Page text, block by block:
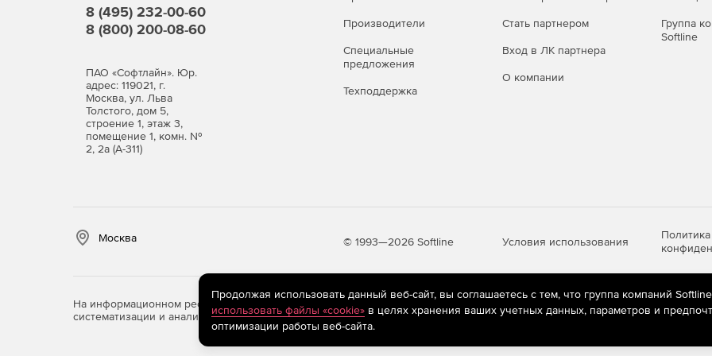
Обширные базы для детектирования шпионского, потенциально опасного и рекламного ПО,
хакерских утилит и программ-шуток.
Защита в режиме реального времени (файловый монитор
SpIDerGuard®)
Постоянный мониторинг здоровья компьютера – перехват «на лету» обращений к файлам на любых
носителях.
замаскированных объектов Dr.Web Shield™.
Чистая почта без вирусов (почтовый монитор SpIDer Mail®)
8 (495) 232-00-60
8 (800) 200-08-60
ПАО «Софтлайн». Юр.
адрес: 119021, г.
Москва, ул. Льва
Толстого, дом 5,
строение 1, этаж 3,
помещение 1, комн. №
2, 2а (А-311)
Производители
Специальные
предложения
Техподдержка
Стать партнером
Вход в ЛК партнера
О компании
Группа
Softline
Москва © 1993—2026 Softline Условия использования
Политика
На информационном ресурсе store.softline.ru применяются рекомендательные технологии
(информационные
систематизации и анализа сведений, относящихся к предпочтениям пользователей сети «Интернет», находящихся на
Продолжая использовать данный веб-сайт, вы соглашаетесь с тем, что группа компаний
использовать файлы «cookie»в целях хранения ваших учетных данных, параметров и
оптимизации работы веб-сайта.